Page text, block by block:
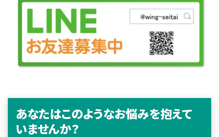
あなたはこのようなお悩みを抱えて
いませんか？